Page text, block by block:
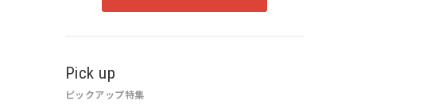
Pick up
ピックアップ特集